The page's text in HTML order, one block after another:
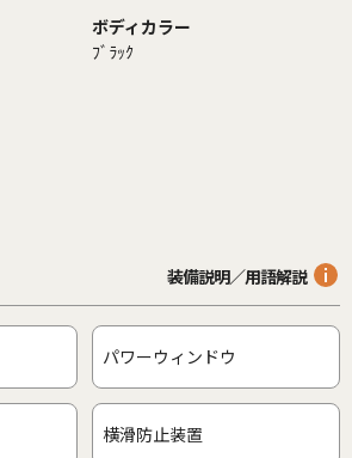
ボディカラー
ﾌﾞﾗｯｸ
装備説明／用語解説
パワーウィンドウ
横滑防止装置